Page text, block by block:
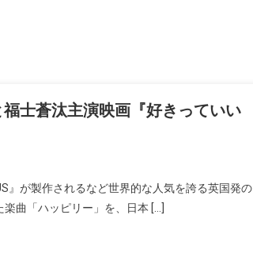
士蒼汰主演映画『好きっていい
』が製作されるなど世界的な人気を誇る英国発の
曲「ハッピリー」を、日本 […]